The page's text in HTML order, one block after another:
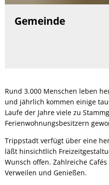
Gemeinde
Rund 3.000 Menschen leben
und jährlich kommen einige
Laufe der Jahre viele zu
Ferienwohnungsbesitzern
Trippstadt verfügt über eine
läßt hinsichtlich
Wunsch offen. Zahlreiche
Verweilen und Genießen.